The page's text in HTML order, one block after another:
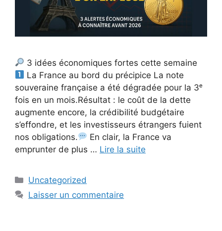
3 idées économiques fortes cette semaine
La France au bord du précipice La note
souveraine française a été dégradée pour la 3ᵉ
fois en un mois.Résultat : le coût de la dette
augmente encore, la crédibilité budgétaire
s’effondre, et les investisseurs étrangers fuient
nos obligations.
En clair, la France va
emprunter de plus … Lire la suite
Catégories
Uncategorized
Laisser un commentaire